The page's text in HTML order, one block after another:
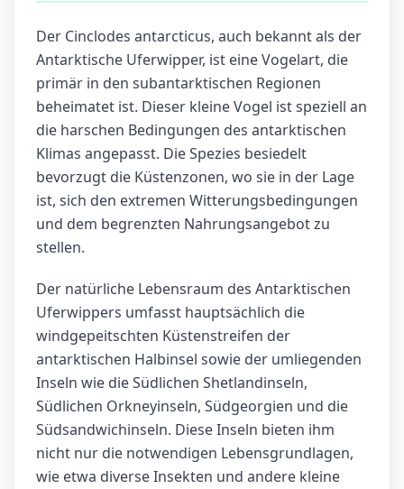
Der Cinclodes antarcticus, auch bekannt als der
Antarktische Uferwipper, ist eine Vogelart, die
primär in den subantarktischen Regionen
beheimatet ist. Dieser kleine Vogel ist speziell an
die harschen Bedingungen des antarktischen
Klimas angepasst. Die Spezies besiedelt
bevorzugt die Küstenzonen, wo sie in der Lage
ist, sich den extremen Witterungsbedingungen
und dem begrenzten Nahrungsangebot zu
stellen.
Der natürliche Lebensraum des Antarktischen
Uferwippers umfasst hauptsächlich die
windgepeitschten Küstenstreifen der
antarktischen Halbinsel sowie der umliegenden
Inseln wie die Südlichen Shetlandinseln,
Südlichen Orkneyinseln, Südgeorgien und die
Südsandwichinseln. Diese Inseln bieten ihm
nicht nur die notwendigen Lebensgrundlagen,
wie etwa diverse Insekten und andere kleine